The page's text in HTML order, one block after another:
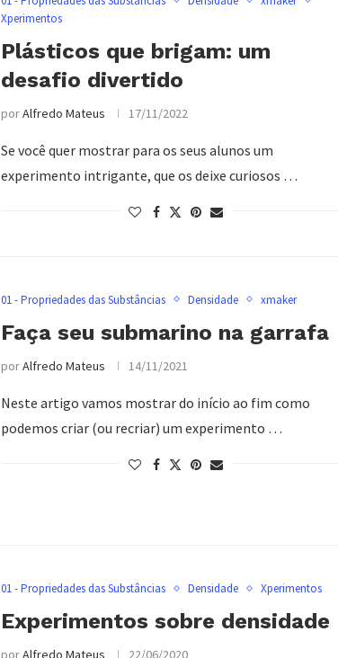
Xperimentos
Plásticos que brigam: um
desafio divertido
porAlfredo Mateus 17/11/2022
Se você quer mostrar para os seus alunos um
experimento intrigante, que os deixe curiosos …
01 - Propriedades das Substâncias Densidade xmaker
Faça seu submarino na garrafa
porAlfredo Mateus 14/11/2021
Neste artigo vamos mostrar do início ao fim como
podemos criar (ou recriar) um experimento …
01 - Propriedades das Substâncias Densidade Xperimentos
Experimentos sobre densidade
porAlfredo Mateus 22/06/2020